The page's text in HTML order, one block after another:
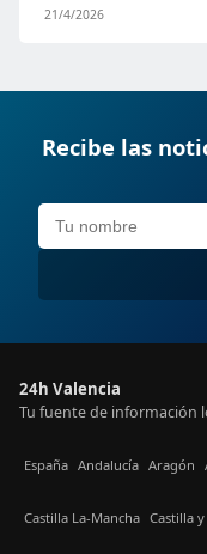
21/4/2026
Recibe las
24h Valencia
Tu fuente de información
España Andalucía Aragón
Castilla La-Mancha Castilla